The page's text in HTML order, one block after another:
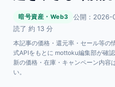
暗号資産・Web3 公開：2026-
読了 約 13 分
本記事の価格・還元率・セール等の
式APIをもとに mottoku編集部が確
新の価格・在庫・キャンペーン内容
い。